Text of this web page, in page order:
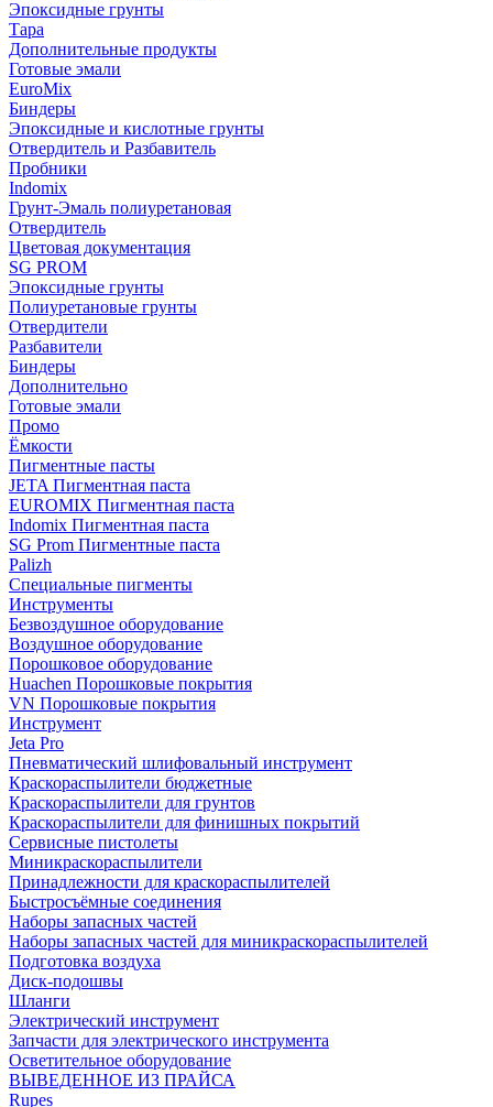
Эпоксидные грунты
Тара
Дополнительные продукты
Готовые эмали
EuroMix
Биндеры
Эпоксидные и кислотные грунты
Отвердитель и Разбавитель
Пробники
Indomix
Грунт-Эмаль полиуретановая
Отвердитель
Цветовая документация
SG PROM
Эпоксидные грунты
Полиуретановые грунты
Отвердители
Разбавители
Биндеры
Дополнительно
Готовые эмали
Промо
Ёмкости
Пигментные пасты
JETA Пигментная паста
EUROMIX Пигментная паста
Indomix Пигментная паста
SG Prom Пигментные паста
Palizh
Специальные пигменты
Инструменты
Безвоздушное оборудование
Воздушное оборудование
Порошковое оборудование
Huachen Порошковые покрытия
VN Порошковые покрытия
Инструмент
Jeta Pro
Пневматический шлифовальный инструмент
Краскораспылители бюджетные
Краскораспылители для грунтов
Краскораспылители для финишных покрытий
Сервисные пистолеты
Миникраскораспылители
Принадлежности для краскораспылителей
Быстросъёмные соединения
Наборы запасных частей
Наборы запасных частей для миникраскораспылителей
Подготовка воздуха
Диск-подошвы
Шланги
Электрический инструмент
Запчасти для электрического инструмента
Осветительное оборудование
ВЫВЕДЕННОЕ ИЗ ПРАЙСА
Rupes